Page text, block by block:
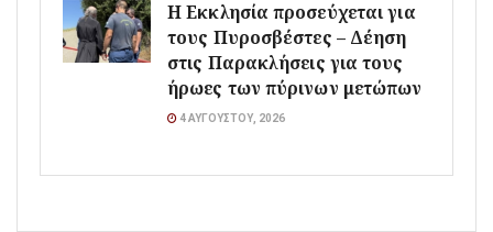
Η Εκκλησία προσεύχεται για
τους Πυροσβέστες – Δέηση
στις Παρακλήσεις για τους
ήρωες των πύρινων μετώπων
4 ΑΥΓΟΎΣΤΟΥ, 2026